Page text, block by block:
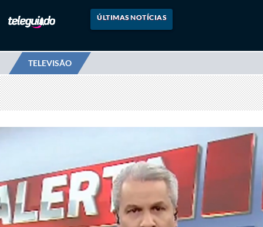
ÚLTIMAS NOTÍCIAS
TELEVISÃO